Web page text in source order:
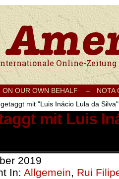
Onlinezeitung für Frieden,
ON OUR OWN BEHALF –
NOTA
mit "Luis Inácio Lula da Silva"
mit Luis
2019
In: Allgemein, Rui